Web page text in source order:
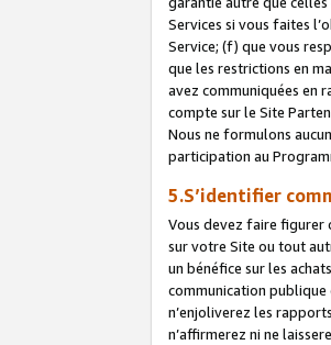
Services si vous faites
Service; (f) que vous
que les restrictions en
avez communiquées en
compte sur le Site
Nous ne formulons
participation au
5.S’identifier
Vous devez faire figurer
sur votre Site ou tout
un bénéfice sur les
communication publique
n’enjoliverez les
n’affirmerez ni ne